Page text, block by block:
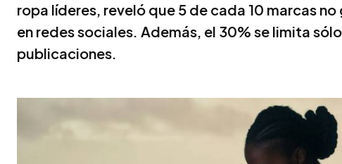
ropa líderes, reveló que 5 de cada 10 marcas
en redes sociales. Además, el 30% se limita
publicaciones.